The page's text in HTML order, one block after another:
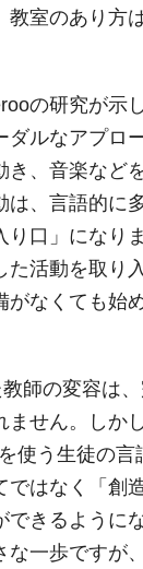
教室のあり方
の研究が示
ダルなアプロ
き、音楽など
は、言語的に
り口」になり
た活動を取り
がなくても始
師の変容は
ません。しか
使う生徒の言
ではなく「創
できるように
な一歩ですが